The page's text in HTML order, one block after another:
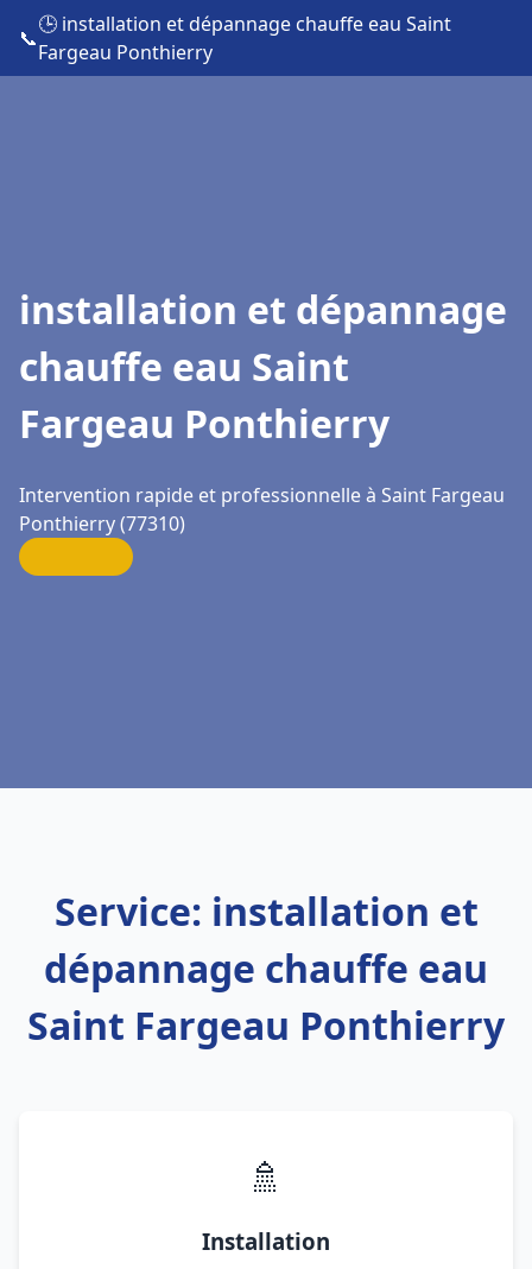
📞
🕒 installation et dépannage chauffe eau Saint
Fargeau Ponthierry
installation et dépannage
chauffe eau Saint
Fargeau Ponthierry
Intervention rapide et professionnelle à Saint Fargeau
Ponthierry (77310)
Service: installation et
dépannage chauffe eau
Saint Fargeau Ponthierry
🚿
Installation